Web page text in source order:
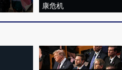
康危机